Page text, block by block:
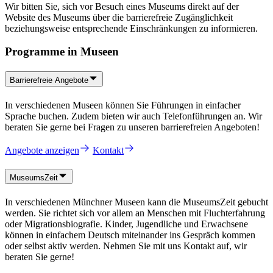
Wir bitten Sie, sich vor Besuch eines Museums direkt auf der
Website des Museums über die barrierefreie Zugänglichkeit
beziehungsweise entsprechende Einschränkungen zu informieren.
Programme in Museen
Barrierefreie Angebote
In verschiedenen Museen können Sie Führungen in einfacher
Sprache buchen. Zudem bieten wir auch Telefonführungen an. Wir
beraten Sie gerne bei Fragen zu unseren barrierefreien Angeboten!
Angebote anzeigen Kontakt
MuseumsZeit
In verschiedenen Münchner Museen kann die MuseumsZeit gebucht
werden. Sie richtet sich vor allem an Menschen mit Fluchterfahrung
oder Migrationsbiografie. Kinder, Jugendliche und Erwachsene
können in einfachem Deutsch miteinander ins Gespräch kommen
oder selbst aktiv werden. Nehmen Sie mit uns Kontakt auf, wir
beraten Sie gerne!